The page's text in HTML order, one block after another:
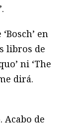
en
libros de
ni ‘The
dirá.
de